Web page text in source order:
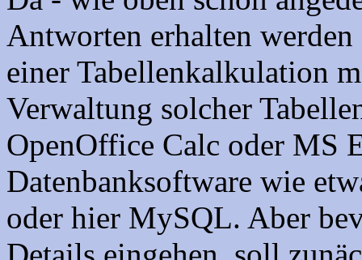
Antworten erhalten
einer Tabellenkalkulation
Verwaltung solcher
OpenOffice Calc oder MS
Datenbanksoftware wie
oder hier MySQL. Aber